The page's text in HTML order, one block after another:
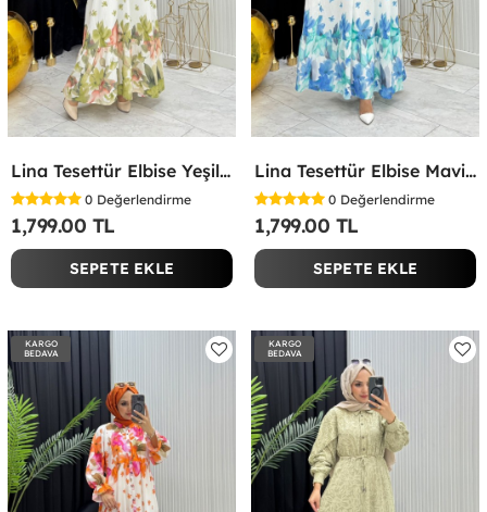
Lina Tesettür Elbise Yeşil Yeşil
0 Değerlendirme
1,799.00 TL
SEPETE EKLE
Lina Tesettür Elbise Mavi Mavi
0 Değerlendirme
1,799.00 TL
SEPETE EKLE
KARGO
BEDAVA
KARGO
BEDAVA